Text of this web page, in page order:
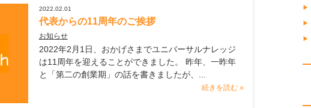
2022.02.01
代表からの11周年のご挨拶
お知らせ
2022年2月1日、おかげさまでユニバーサルナレッジ
は11周年を迎えることができました。 昨年、一昨年
と「第二の創業期」の話を書きましたが、...
続きを読む »